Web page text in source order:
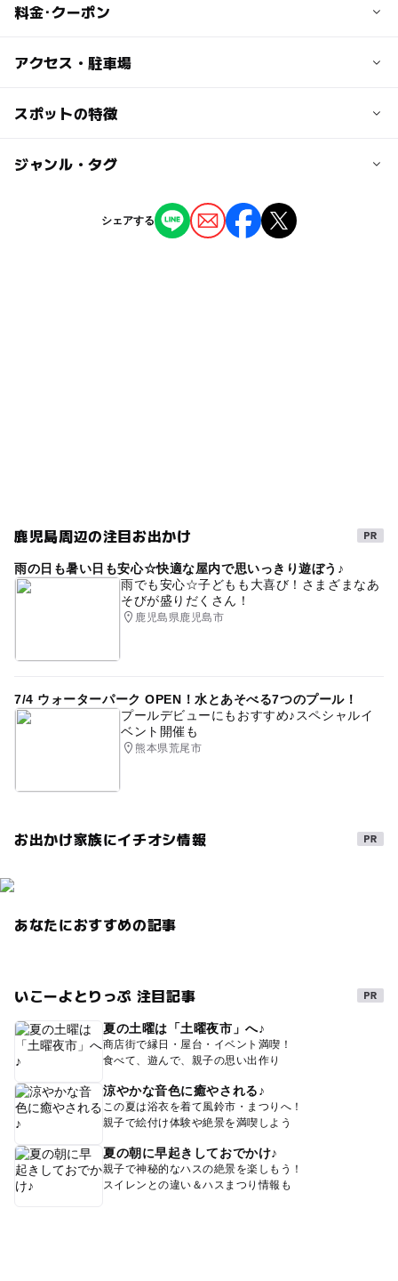
料金･クーポン
子供の料金
アクセス・駐車場
交通アクセス
スポットの特徴
駐車場あり ー
ー 託児所
ジャンル・タグ
高設栽培 3月イチゴ狩り
4月イチゴ狩り バリアフリーあり
イチゴ狩りベビーカー可 雨の日おでかけ
シェアする
鹿児島周辺の注目お出かけ
雨の日も暑い日も安心☆快適な屋内で思いっきり遊ぼう♪
雨でも安心☆子どもも大喜び！さまざまなあ
そびが盛りだくさん！
鹿児島県鹿児島市
7/4 ウォーターパーク OPEN！水とあそべる7つのプール！
プールデビューにもおすすめ♪スペシャルイ
ベント開催も
熊本県荒尾市
お出かけ家族にイチオシ情報
あなたにおすすめの記事
いこーよとりっぷ 注目記事
夏の土曜は「土曜夜市」へ♪
商店街で縁日・屋台・イベント満喫！
食べて、遊んで、親子の思い出作り
涼やかな音色に癒やされる♪
この夏は浴衣を着て風鈴市・まつりへ！
親子で絵付け体験や絶景を満喫しよう
夏の朝に早起きしておでかけ♪
親子で神秘的なハスの絶景を楽しもう！
スイレンとの違い＆ハスまつり情報も